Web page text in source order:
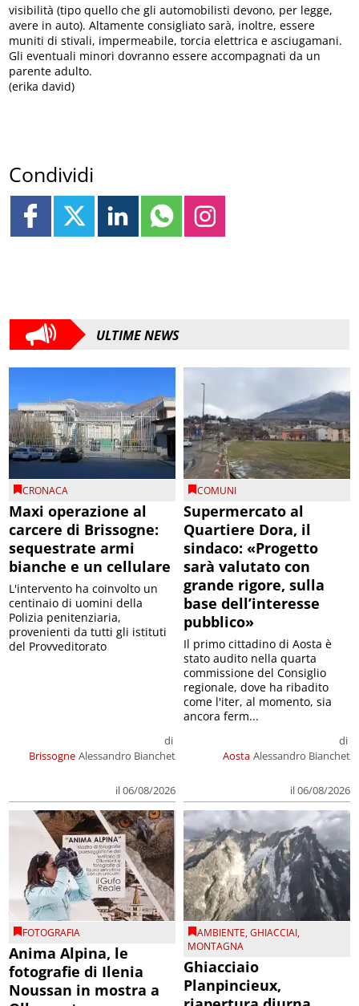
visibilità (tipo quello che gli automobilisti devono, per legge,
avere in auto). Altamente consigliato sarà, inoltre, essere
muniti di stivali, impermeabile, torcia elettrica e asciugamani.
Gli eventuali minori dovranno essere accompagnati da un
parente adulto.
(erika david)
Condividi
ULTIME NEWS
CRONACA
Maxi operazione al
carcere di Brissogne:
sequestrate armi
bianche e un cellulare
Brissogne
di
Alessandro Bianchet
il 06/08/2026
L'intervento ha coinvolto un
centinaio di uomini della
Polizia penitenziaria,
provenienti da tutti gli istituti
del Provveditorato
COMUNI
Supermercato al
Quartiere Dora, il
sindaco: «Progetto
sarà valutato con
grande rigore, sulla
base dell’interesse
pubblico»
Aosta
di
Alessandro Bianchet
il 06/08/2026
Il primo cittadino di Aosta è
stato audito nella quarta
commissione del Consiglio
regionale, dove ha ribadito
come l'iter, al momento, sia
ancora ferm...
FOTOGRAFIA
Anima Alpina, le
fotografie di Ilenia
Noussan in mostra a
AMBIENTE,GHIACCIAI,
MONTAGNA
Ghiacciaio
Planpincieux,